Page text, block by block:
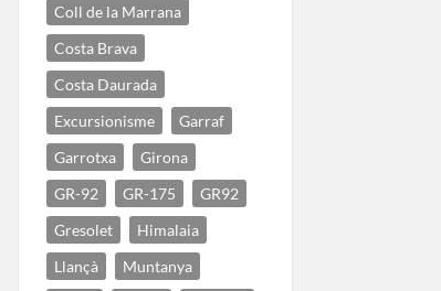
Coll de la Marrana
Costa Brava
Costa Daurada
Excursionisme
Garraf
Garrotxa
Girona
GR-92
GR-175
GR92
Gresolet
Himalaia
Llançà
Muntanya